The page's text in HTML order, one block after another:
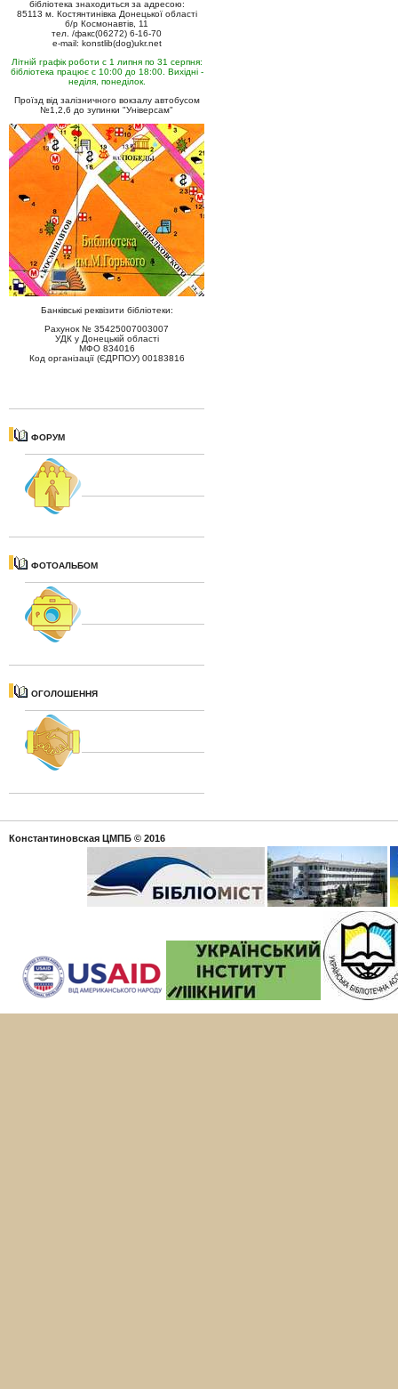
бібліотека знаходиться за адресою:
85113 м. Костянтинівка Донецької області
б/р Космонавтів, 11
тел. /факс(06272) 6-16-70
e-mail: konstlib(dog)ukr.net
Літній графік роботи с 1 липня по 31 серпня:
бібліотека працює с 10:00 до 18:00. Вихідні -
неділя, понеділок.
Проїзд від залізничного вокзалу автобусом
№1,2,6 до зупинки "Універсам"
Банківські реквізити бібліотеки:
Рахунок № 35425007003007
УДК у Донецькій області
МФО 834016
Код організації (ЄДРПОУ) 00183816
ФОРУМ
ФОТОАЛЬБОМ
ОГОЛОШЕННЯ
Константиновская ЦМПБ © 2016